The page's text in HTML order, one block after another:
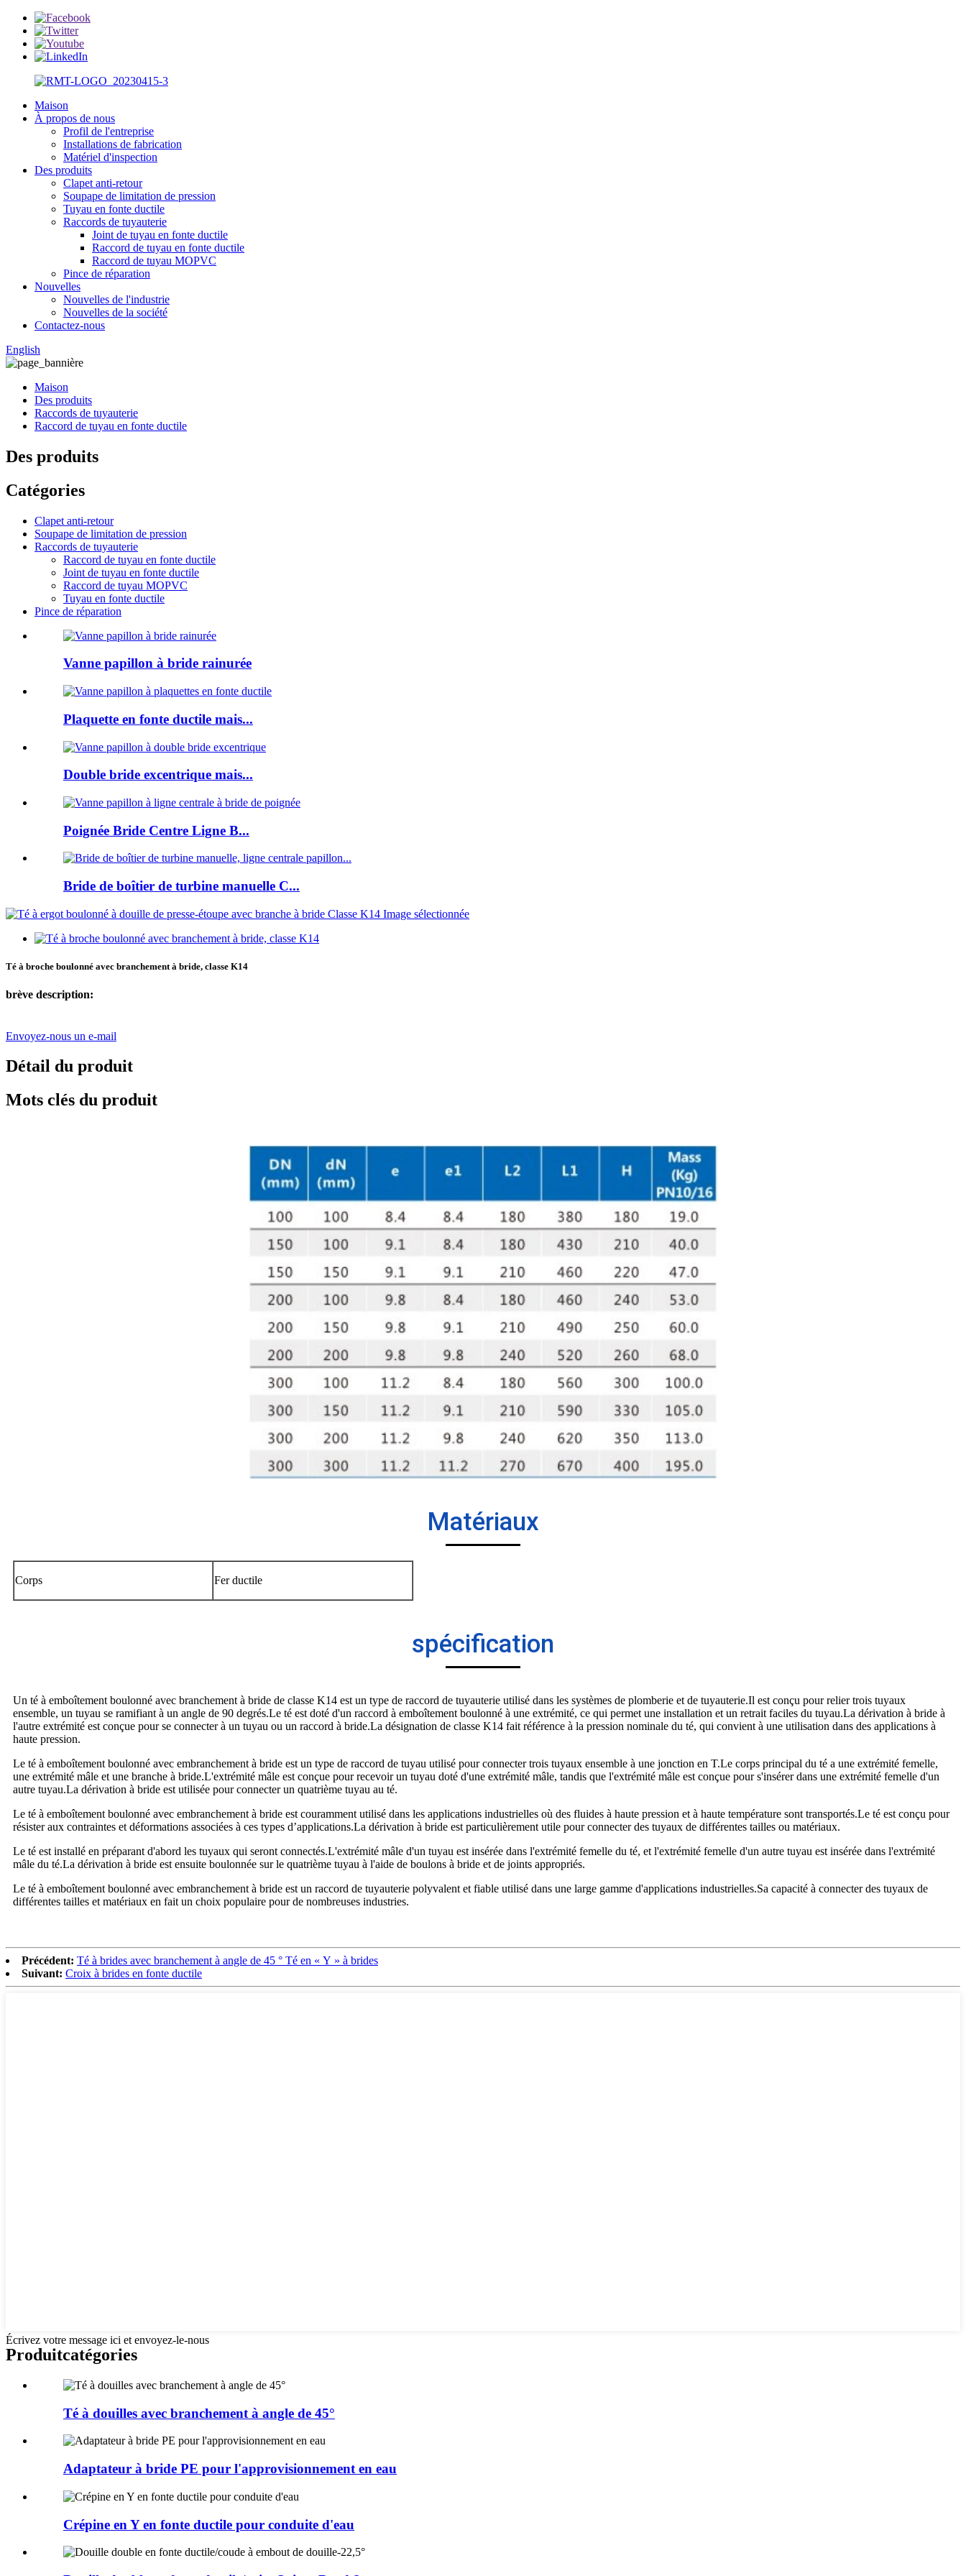
Maison
À propos de nous
Profil de l'entreprise
Installations de fabrication
Matériel d'inspection
Des produits
Clapet anti-retour
Soupape de limitation de pression
Tuyau en fonte ductile
Raccords de tuyauterie
Joint de tuyau en fonte ductile
Raccord de tuyau en fonte ductile
Raccord de tuyau MOPVC
Pince de réparation
Nouvelles
Nouvelles de l'industrie
Nouvelles de la société
Contactez-nous
English
Maison
Des produits
Raccords de tuyauterie
Raccord de tuyau en fonte ductile
Des produits
Catégories
Clapet anti-retour
Soupape de limitation de pression
Raccords de tuyauterie
Raccord de tuyau en fonte ductile
Joint de tuyau en fonte ductile
Raccord de tuyau MOPVC
Tuyau en fonte ductile
Pince de réparation
Vanne papillon à bride rainurée
Plaquette en fonte ductile mais...
Double bride excentrique mais...
Poignée Bride Centre Ligne B...
Bride de boîtier de turbine manuelle C...
Té à broche boulonné avec branchement à bride, classe K14
brève description:
Envoyez-nous un e-mail
Détail du produit
Mots clés du produit
Matériaux
Corps Fer ductile
spécification
Un té à emboîtement boulonné avec branchement à bride de classe K14 est un type de raccord de tuyauterie utilisé dans les systèmes de plomberie et de tuyauterie.Il est conçu pour relier trois tuyaux
ensemble, un tuyau se ramifiant à un angle de 90 degrés.Le té est doté d'un raccord à emboîtement boulonné à une extrémité, ce qui permet une installation et un retrait faciles du tuyau.La dérivation à bride à
l'autre extrémité est conçue pour se connecter à un tuyau ou un raccord à bride.La désignation de classe K14 fait référence à la pression nominale du té, qui convient à une utilisation dans des applications à
haute pression.
Le té à emboîtement boulonné avec embranchement à bride est un type de raccord de tuyau utilisé pour connecter trois tuyaux ensemble à une jonction en T.Le corps principal du té a une extrémité femelle,
une extrémité mâle et une branche à bride.L'extrémité mâle est conçue pour recevoir un tuyau doté d'une extrémité mâle, tandis que l'extrémité mâle est conçue pour s'insérer dans une extrémité femelle d'un
autre tuyau.La dérivation à bride est utilisée pour connecter un quatrième tuyau au té.
Le té à emboîtement boulonné avec embranchement à bride est couramment utilisé dans les applications industrielles où des fluides à haute pression et à haute température sont transportés.Le té est conçu pour
résister aux contraintes et déformations associées à ces types d’applications.La dérivation à bride est particulièrement utile pour connecter des tuyaux de différentes tailles ou matériaux.
Le té est installé en préparant d'abord les tuyaux qui seront connectés.L'extrémité mâle d'un tuyau est insérée dans l'extrémité femelle du té, et l'extrémité femelle d'un autre tuyau est insérée dans l'extrémité
mâle du té.La dérivation à bride est ensuite boulonnée sur le quatrième tuyau à l'aide de boulons à bride et de joints appropriés.
Le té à emboîtement boulonné avec embranchement à bride est un raccord de tuyauterie polyvalent et fiable utilisé dans une large gamme d'applications industrielles.Sa capacité à connecter des tuyaux de
différentes tailles et matériaux en fait un choix populaire pour de nombreuses industries.
Précédent: Té à brides avec branchement à angle de 45 ° Té en « Y » à brides
Suivant: Croix à brides en fonte ductile
Écrivez votre message ici et envoyez-le-nous
Produitcatégories
Té à douilles avec branchement à angle de 45°
Adaptateur à bride PE pour l'approvisionnement en eau
Crépine en Y en fonte ductile pour conduite d'eau